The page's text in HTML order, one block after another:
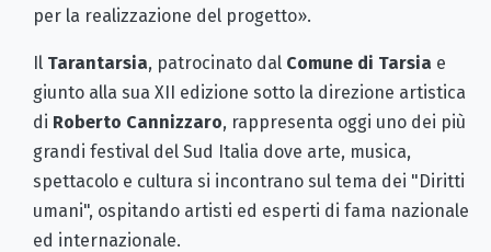
per la realizzazione del progetto».
Il Tarantarsia, patrocinato dal Comune di Tarsia e
giunto alla sua XII edizione sotto la direzione artistica
di Roberto Cannizzaro, rappresenta oggi uno dei più
grandi festival del Sud Italia dove arte, musica,
spettacolo e cultura si incontrano sul tema dei "Diritti
umani", ospitando artisti ed esperti di fama nazionale
ed internazionale.